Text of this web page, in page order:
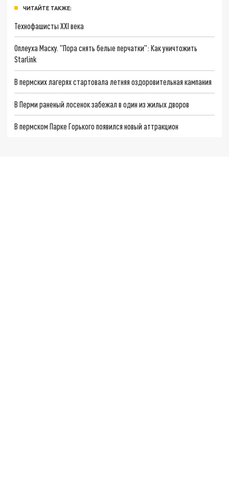
ЧИТАЙТЕ ТАКЖЕ:
Технофашисты XXI века
Оплеуха Маску. "Пора снять белые перчатки": Как уничтожить
Starlink
В пермских лагерях стартовала летняя оздоровительная кампания
В Перми раненый лосенок забежал в один из жилых дворов
В пермском Парке Горького появился новый аттракцион